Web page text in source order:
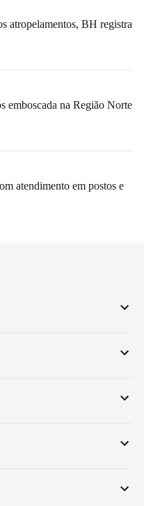
atropelamentos, BH registra
emboscada na Região Norte
atendimento em postos e